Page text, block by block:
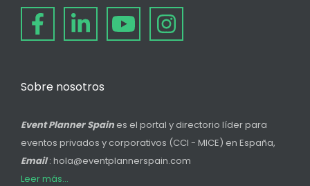
Sobre nosotros
Event Planner Spain es el portal y directorio líder para
eventos privados y corporativos (CCI - MICE) en España,
Email: hola@eventplannerspain.com
Leer más...